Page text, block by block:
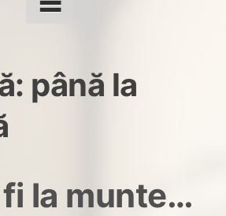
până la
la munte…